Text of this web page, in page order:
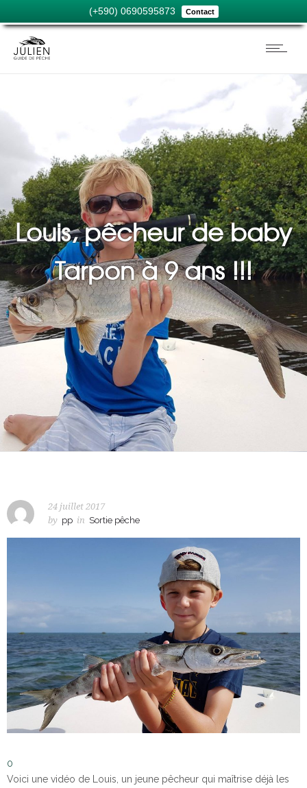
(+590) 0690595873 Contact
Louis, pêcheur de baby
Tarpon à 9 ans !!!
24 juillet 2017
by pp in Sortie pêche
0
Voici une vidéo de Louis, un jeune pêcheur qui maîtrise déjà les